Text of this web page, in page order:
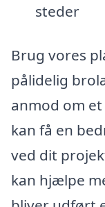
steder
Brug vores
pålidelig
anmod om
kan få en
ved dit
kan hjælpe